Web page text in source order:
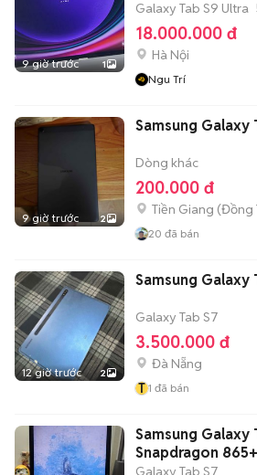
9 giờ trước 1
Galaxy Tab S9 Ultra
18.000.000 đ
Hà Nội
Ngu Trí
9 giờ trước 2
Samsung Galaxy
Dòng khác
200.000 đ
Tiền Giang (Đồng
20 đã bán
12 giờ trước 2
Samsung Galaxy
Galaxy Tab S7
3.500.000 đ
Đà Nẵng
T 1 đã bán
Samsung Galaxy
Snapdragon 865+
Galaxy Tab S7